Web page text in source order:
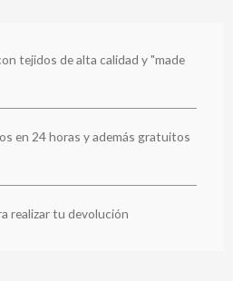
tejidos de alta calidad y "made
en 24 horas y además gratuitos
realizar tu devolución